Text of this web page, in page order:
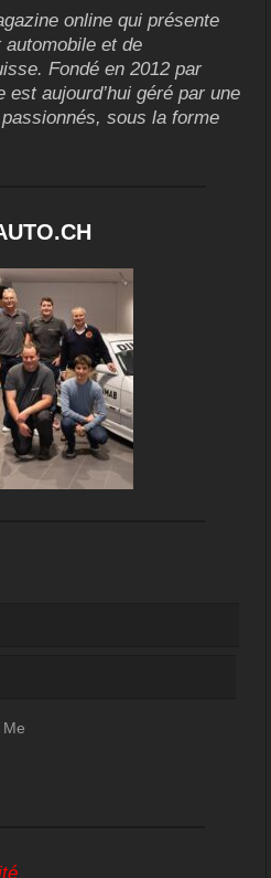
online qui présente
automobile et de
Fondé en 2012 par
aujourd’hui géré par une
sous la forme